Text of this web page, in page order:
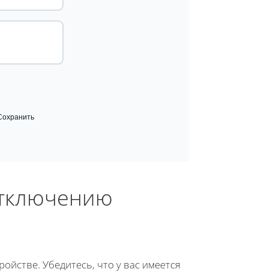
Убедитесь, что у вас имеется